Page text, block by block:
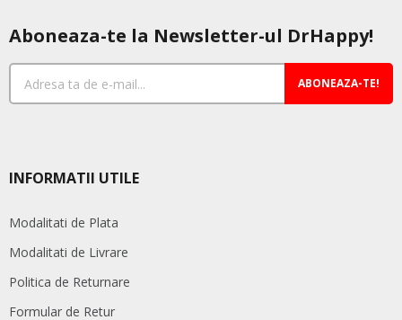
Aboneaza-te la Newsletter-ul DrHappy!
ABONEAZA-TE!
INFORMATII UTILE
Modalitati de Plata
Modalitati de Livrare
Politica de Returnare
Formular de Retur